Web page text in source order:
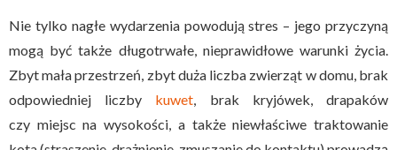
Nie tylko nagłe wydarzenia powodują stres – jego przyczyną
mogą być także długotrwałe, nieprawidłowe warunki życia.
Zbyt mała przestrzeń, zbyt duża liczba zwierząt w domu, brak
odpowiedniej liczby kuwet , brak kryjówek, drapaków
czy miejsc na wysokości, a także niewłaściwe traktowanie